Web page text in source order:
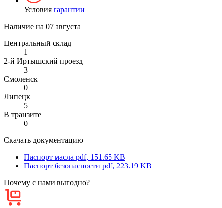
Условия гарантии
Наличие на 07 августа
Центральный склад
1
2-й Иртышский проезд
3
Смоленск
0
Липецк
5
В транзите
0
Скачать документацию
Паспорт масла pdf, 151.65 KB
Паспорт безопасности pdf, 223.19 KB
Почему с нами выгодно?